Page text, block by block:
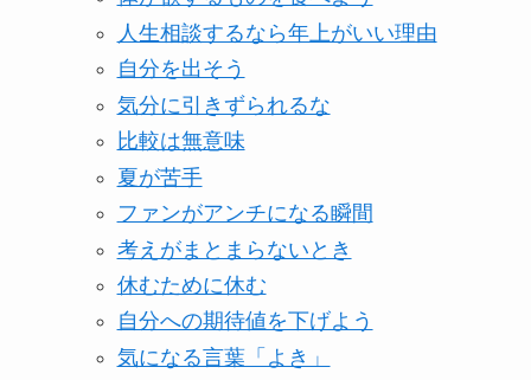
人生相談するなら年上がいい理由
自分を出そう
気分に引きずられるな
比較は無意味
夏が苦手
ファンがアンチになる瞬間
考えがまとまらないとき
休むために休む
自分への期待値を下げよう
気になる言葉「よき」